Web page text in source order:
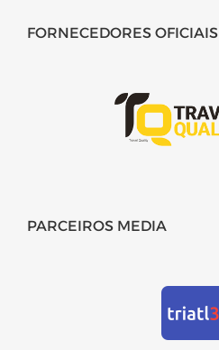
FORNECEDORES OFICIAIS
PARCEIROS MEDIA